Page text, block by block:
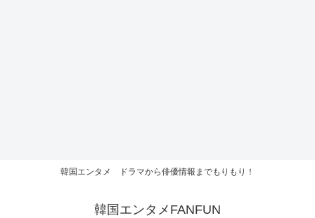
韓国エンタメ ドラマから俳優情報までもりもり！
韓国エンタメFANFUN